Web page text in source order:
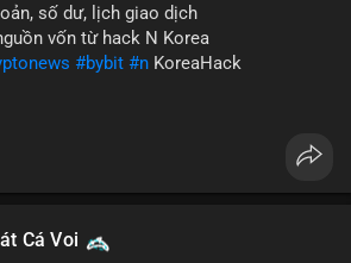
số dư, lịch giao dịch
vốn từ hack N Korea
#bybit #n KoreaHack
Cá Voi